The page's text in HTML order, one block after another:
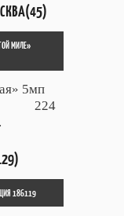
МИЛЕ»
5мп
186119